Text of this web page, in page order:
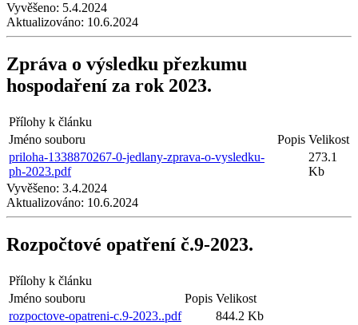
Vyvěšeno: 5.4.2024
Aktualizováno: 10.6.2024
Zpráva o výsledku přezkumu
hospodaření za rok 2023.
Přílohy k článku
Jméno souboru
Popis Velikost
priloha-1338870267-0-jedlany-zprava-o-vysledku-
ph-2023.pdf
273.1
Kb
Vyvěšeno: 3.4.2024
Aktualizováno: 10.6.2024
Rozpočtové opatření č.9-2023.
Přílohy k článku
Jméno souboru
Popis Velikost
rozpoctove-opatreni-c.9-2023..pdf
844.2 Kb